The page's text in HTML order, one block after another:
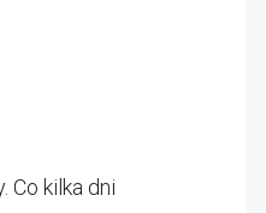
Co kilka dni